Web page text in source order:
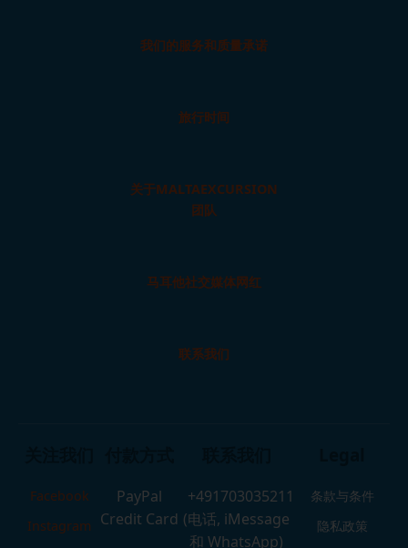
我们的服务和质量承诺
旅行时间
关于MALTAEXCURSION
团队
马耳他社交媒体网红
联系我们
Facebook
Instagram
PayPal
Credit Card
+491703035211
(电话, iMessage
和 WhatsApp)
条款与条件
隐私政策